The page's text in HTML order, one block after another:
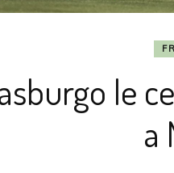
le
a